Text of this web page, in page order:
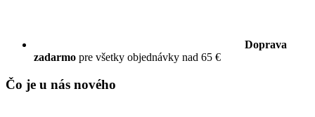
Doprava
zadarmo pre všetky objednávky nad 65 €
Čo je u nás nového